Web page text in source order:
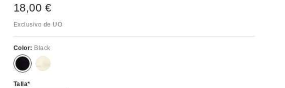
18,00 €
Exclusivo de UO
Color: Black
Talla